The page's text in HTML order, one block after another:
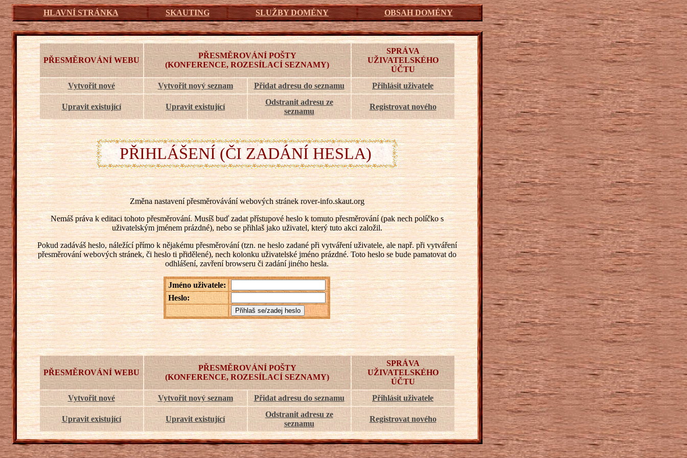
HLAVNÍ STRÁNKA SKAUTING SLUŽBY DOMÉNY OBSAH DOMÉNY
PŘESMĚROVÁNÍ WEBU
PŘESMĚROVÁNÍ POŠTY
(KONFERENCE, ROZESÍLACÍ SEZNAMY)
SPRÁVA
UŽIVATELSKÉHO
ÚČTU
Vytvořit nové
Vytvořit nový seznam Přidat adresu do seznamu Přihlásit uživatele
Upravit existující Upravit existující
Odstranit adresu ze
seznamu
Registrovat nového
PŘIHLÁŠENÍ (ČI ZADÁNÍ HESLA)
Změna nastavení přesměrovávání webových stránek rover-info.skaut.org
Nemáš práva k editaci tohoto přesměrování. Musíš buď zadat přístupové heslo k tomuto přesměrování (pak nech políčko s
uživatelským jménem prázdné), nebo se přihlaš jako uživatel, který tuto akci založil.
Pokud zadáváš heslo, náležící přímo k nějakému přesměrování (tzn. ne heslo zadané při vytváření uživatele, ale např. při vytváření
přesměrování webových stránek, či heslo ti přidělené), nech kolonku uživatelské jméno prázdné. Toto heslo se bude pamatovat do
odhlášení, zavření browseru či zadání jiného hesla.
Jméno uživatele:
Heslo:
PŘESMĚROVÁNÍ WEBU
PŘESMĚROVÁNÍ POŠTY
(KONFERENCE, ROZESÍLACÍ SEZNAMY)
SPRÁVA
UŽIVATELSKÉHO
ÚČTU
Vytvořit nové
Vytvořit nový seznam Přidat adresu do seznamu Přihlásit uživatele
Upravit existující Upravit existující
Odstranit adresu ze
seznamu
Registrovat nového